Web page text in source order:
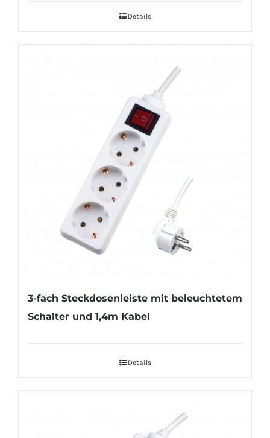
Details
3-fach Steckdosenleiste mit beleuchtetem
Schalter und 1,4m Kabel
Details